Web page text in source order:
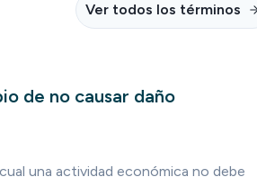
Ver todos los términos
de no causar daño
una actividad económica no debe